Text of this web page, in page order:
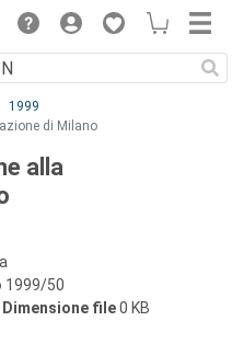
1999
di Milano
alla
1999/50
Dimensione file0 KB